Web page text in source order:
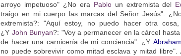
arroyo impetuoso" ¿No era Pabloun extremista del
traigo en mi cuerpo las marcas del Señor Jesús".
extremista?: "Aquí estoy, no puedo hacer otra
¿Y John Bunyan?: "Voy a permanecer en la cárcel
de hacer una carnicería de mi conciencia". ¿Y
no puede sobrevivir como mitad esclava y mitad libre".